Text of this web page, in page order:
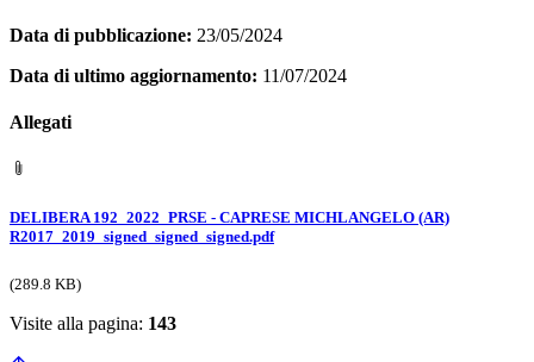
Data di pubblicazione: 23/05/2024
Data di ultimo aggiornamento: 11/07/2024
Allegati
DELIBERA 192_2022_PRSE - CAPRESE MICHLANGELO (AR)
R2017_2019_signed_signed_signed.pdf
(289.8 KB)
Visite alla pagina: 143